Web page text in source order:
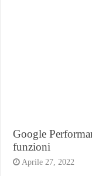
Google
funzioni
Aprile 27, 2022